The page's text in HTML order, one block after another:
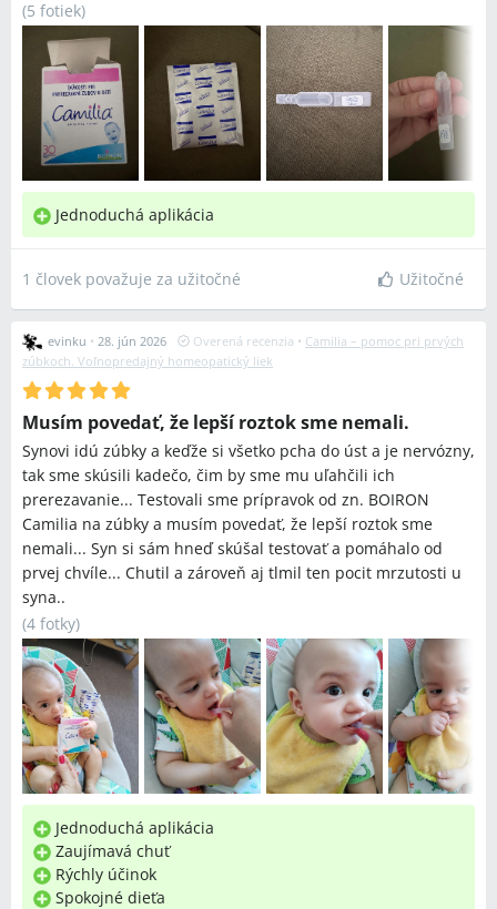
(5 fotiek)
Jednoduchá aplikácia
1 človek považuje za užitočné Užitočné
evinku • 28. jún 2026 Overená recenzia • Camilia – pomoc pri prvých
zúbkoch. Voľnopredajný homeopatický liek
Musím povedať, že lepší roztok sme nemali.
Synovi idú zúbky a keďže si všetko pcha do úst a je nervózny,
tak sme skúsili kadečo, čim by sme mu uľahčili ich
prerezavanie... Testovali sme prípravok od zn. BOIRON
Camilia na zúbky a musím povedať, že lepší roztok sme
nemali... Syn si sám hneď skúšal testovať a pomáhalo od
prvej chvíle... Chutil a zároveň aj tlmil ten pocit mrzutosti u
syna..
(4 fotky)
Jednoduchá aplikácia
Zaujímavá chuť
Rýchly účinok
Spokojné dieťa